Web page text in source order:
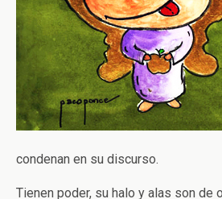
condenan en su discurso.
Tienen poder, su halo y alas son de